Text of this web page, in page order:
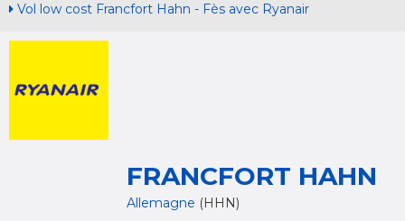
Vol low cost Francfort Hahn - Fès avec Ryanair
FRANCFORT HAHN
Allemagne (HHN)